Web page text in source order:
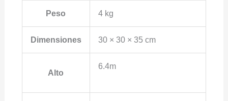
Peso 4 kg
Dimensiones 30 × 30 × 35 cm
Alto
6.4m